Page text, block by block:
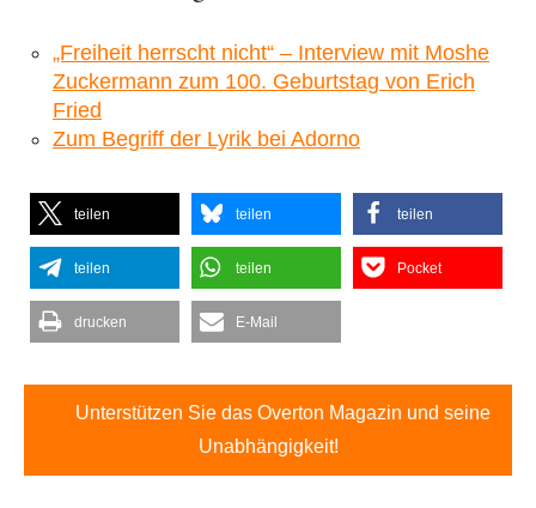
„Freiheit herrscht nicht“ – Interview mit Moshe
Zuckermann zum 100. Geburtstag von Erich
Fried
Zum Begriff der Lyrik bei Adorno
teilen teilen teilen
teilen teilen Pocket
drucken E-Mail
Unterstützen Sie das Overton Magazin und seine
Unabhängigkeit!